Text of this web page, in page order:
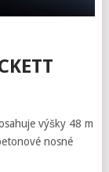
výšky 48 m
nosné